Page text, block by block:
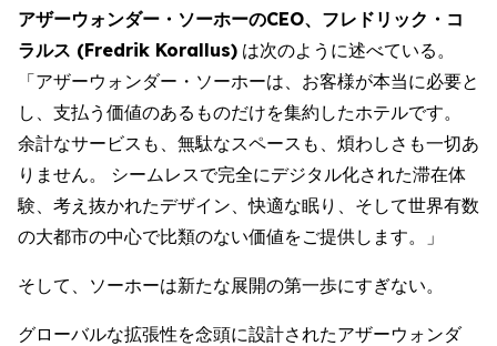
アザーウォンダー・ソーホーのCEO、フレドリック・コ
ラルス (Fredrik Korallus) は次のように述べている。
「アザーウォンダー・ソーホーは、お客様が本当に必要と
し、支払う価値のあるものだけを集約したホテルです。
余計なサービスも、無駄なスペースも、煩わしさも一切あ
りません。 シームレスで完全にデジタル化された滞在体
験、考え抜かれたデザイン、快適な眠り、そして世界有数
の大都市の中心で比類のない価値をご提供します。」
そして、ソーホーは新たな展開の第一歩にすぎない。
グローバルな拡張性を念頭に設計されたアザーウォンダ